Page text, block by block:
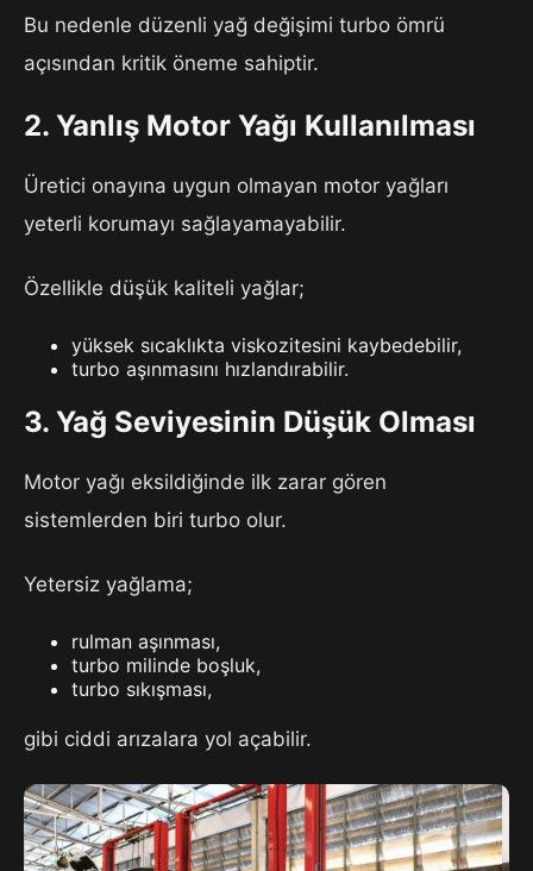
Bu nedenle düzenli yağ değişimi turbo ömrü
açısından kritik öneme sahiptir.
2. Yanlış Motor Yağı Kullanılması
Üretici onayına uygun olmayan motor yağları
yeterli korumayı sağlayamayabilir.
Özellikle düşük kaliteli yağlar;
yüksek sıcaklıkta viskozitesini kaybedebilir,
turbo aşınmasını hızlandırabilir.
3. Yağ Seviyesinin Düşük Olması
Motor yağı eksildiğinde ilk zarar gören
sistemlerden biri turbo olur.
Yetersiz yağlama;
rulman aşınması,
turbo milinde boşluk,
turbo sıkışması,
gibi ciddi arızalara yol açabilir.